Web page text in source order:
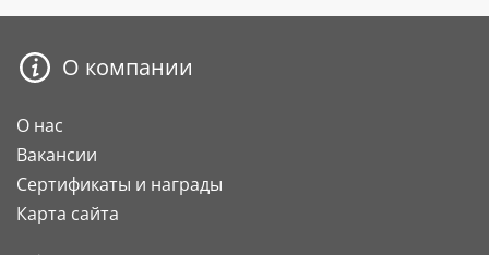
О компании
О нас
Вакансии
Сертификаты и награды
Карта сайта